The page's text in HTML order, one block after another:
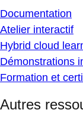
Documentation
Atelier interactif
Hybrid cloud
Démonstrations
Formation et
Autres